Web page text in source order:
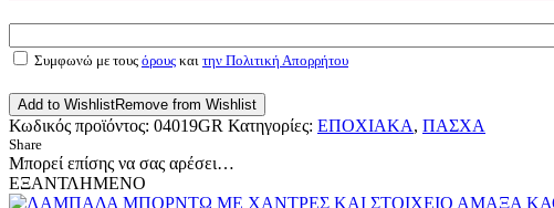
Συμφωνώ με τους όρους και την Πολιτική Απορρήτου
Add to WishlistRemove from Wishlist
Κωδικός προϊόντος: 04019GR Κατηγορίες: ΕΠΟΧΙΑΚΑ, ΠΑΣΧΑ
Share
Μπορεί επίσης να σας αρέσει…
ΕΞΑΝΤΛΗΜΕΝΟ